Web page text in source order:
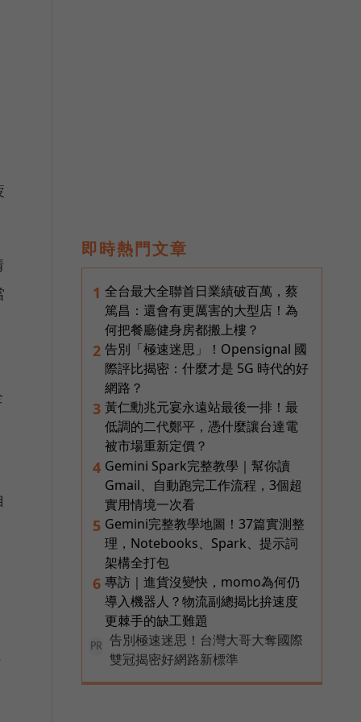
即時熱門文章
1 全台最大全聯首日業績破百萬，蔡
篤昌：還會有更厲害的大型店！為
何把餐廳健身房都搬上樓？
2 告別「極速迷思」！Opensignal 國
際評比揭密：什麼才是 5G 時代的好
網路？
3 黃仁勳兆元宴永遠站最後一排！最
低調的二代鄭平，憑什麼讓台達電
被市場重新定價？
4 Gemini Spark完整教學｜幫你讀
Gmail、自動跑完工作流程，3個超
實用情境一次看
5 Gemini完整教學地圖！37篇實測整
理，Notebooks、Spark、提示詞
架構全打包
6 專訪｜進貨沒變快，momo為何仍
導入機器人？物流副總揭比拚速度
更棘手的缺工難題
PR
告別極速迷思！台灣大哥大奪國際
雙冠揭密好網路新標準